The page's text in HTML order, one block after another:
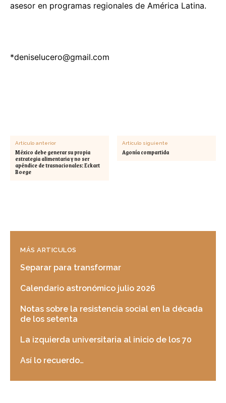
asesor en programas regionales de América Latina.
*deniselucero@gmail.com
Artículo anterior
México debe generar su propia
estrategia alimentaria y no ser
apéndice de trasnacionales: Eckart
Boege
Artículo siguiente
Agonía compartida
MÁS ARTICULOS
Separar para transformar
Calendario astronómico julio 2026
Notas sobre la resistencia social en la década
de los setenta
La izquierda universitaria al inicio de los 70
Así lo recuerdo…